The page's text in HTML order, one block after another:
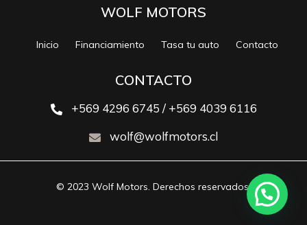
WOLF MOTORS
Inicio Financiamiento Tasa tu auto Contacto
CONTACTO
+569 4296 6745 / +569 4039 6116
wolf@wolfmotors.cl
© 2023 Wolf Motors. Derechos reservados.